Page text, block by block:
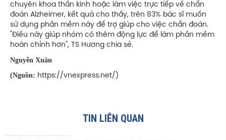
chuyên khoa thần kinh hoặc làm việc trực tiếp về chẩn
đoán Alzheimer, kết quả cho thấy, trên 83% bác sĩ muốn
sử dụng phần mềm này để trợ giúp cho việc chẩn đoán.
"Điều này giúp nhóm có thêm động lực để làm phần mềm
hoàn chỉnh hơn", TS Hương chia sẻ.
Nguyễn Xuân
(Nguồn: https://vnexpress.net/)
TIN LIÊN QUAN